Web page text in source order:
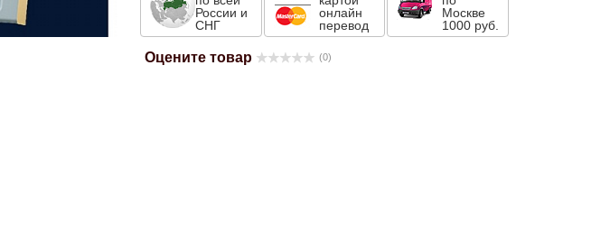
России и
СНГ
онлайн
перевод
Москве
1000 руб.
Оцените товар (0)